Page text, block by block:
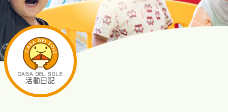
CASA DEL SOLE
活動日記